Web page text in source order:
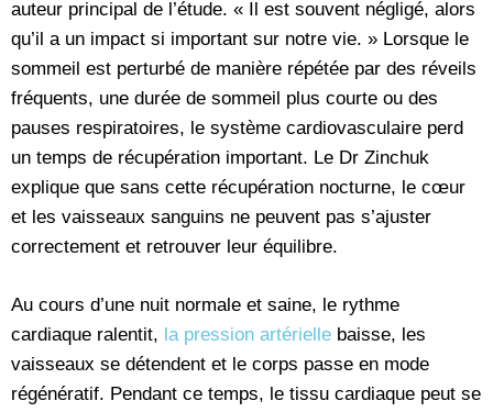
auteur principal de l’étude. « Il est souvent négligé, alors
qu’il a un impact si important sur notre vie. » Lorsque le
sommeil est perturbé de manière répétée par des réveils
fréquents, une durée de sommeil plus courte ou des
pauses respiratoires, le système cardiovasculaire perd
un temps de récupération important. Le Dr Zinchuk
explique que sans cette récupération nocturne, le cœur
et les vaisseaux sanguins ne peuvent pas s’ajuster
correctement et retrouver leur équilibre.
Au cours d’une nuit normale et saine, le rythme
cardiaque ralentit, la pression artérielle baisse, les
vaisseaux se détendent et le corps passe en mode
régénératif. Pendant ce temps, le tissu cardiaque peut se